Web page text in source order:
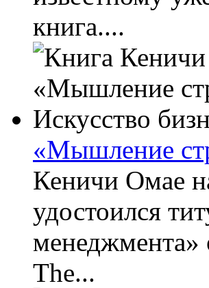
книга....
«Мышление
Кеничи Омае
удостоился
менеджмента»
The...